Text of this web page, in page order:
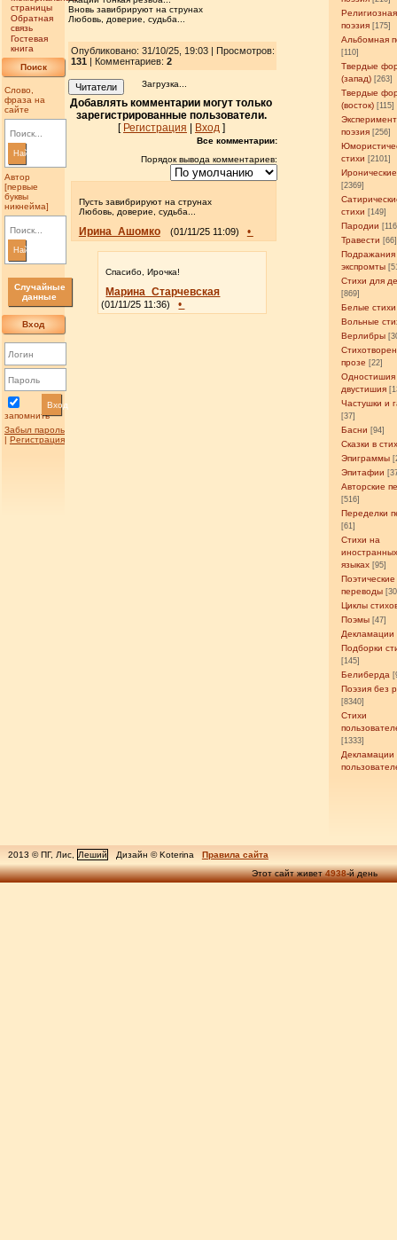
страницы
Обратная
связь
Гостевая
книга
Поиск
Слово,
фраза на
сайте
Найти
Автор
[первые
буквы
никнейма]
Найти
Случайные
данные
Вход
запомнить
Вход
Забыл пароль
| Регистрация
Религиозная
поэзия [175]
Альбомная
[110]
Твердые
(запад) [263]
Твердые
(восток) [115]
поэзия [256]
стихи [2101]
[2369]
стихи [149]
Пародии
Травести [66]
Подражания
экспромты
Стихи для
[869]
Белые стихи
Вольные
Верлибры
прозе [22]
Одностишия
двустишия
Частушки и
[37]
Басни [94]
Сказки в
Эпиграммы
Эпитафии
Авторские
[516]
Переделки
[61]
Стихи на
языках [95]
Поэтические
переводы
Циклы
Поэмы [47]
Декламации
Подборки
[145]
Белиберда
Поэзия без
[8340]
Стихи
[1333]
Декламации
Вновь завибрируют на струнах
Любовь, доверие, судьба...
Опубликовано: 31/10/25, 19:03 | Просмотров:
131| Комментариев: 2
Читатели Загрузка...
Добавлять комментарии могут только
зарегистрированные пользователи.
[ Регистрация Вход]
Все комментарии:
Порядок вывода комментариев:
Пусть завибрируют на струнах
Любовь, доверие, судьба...
Ирина_Ашомко (01/11/25 11:09) •
Спасибо, Ирочка!
Марина_Старчевская
(01/11/25 11:36) •
2013 © ПГ, Лис, Леший Дизайн © Koterina
Правила сайта
Этот сайт живет4938-й день